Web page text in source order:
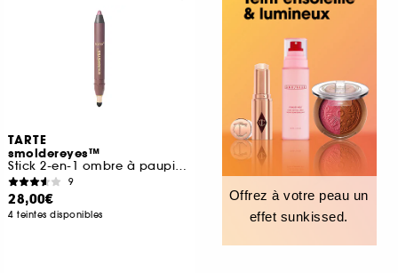
TARTE
smoldereyes™
Stick 2-en-1 ombre à paupières & eyeliner
9
28,00€
4 teintes disponibles
Offrez à votre peau un
effet sunkissed.